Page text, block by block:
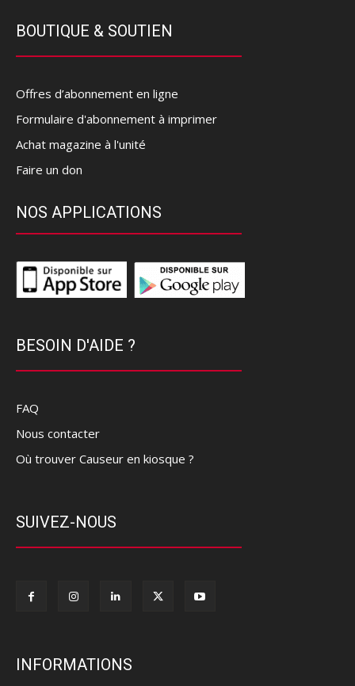
BOUTIQUE & SOUTIEN
Offres d’abonnement en ligne
Formulaire d'abonnement à imprimer
Achat magazine à l'unité
Faire un don
NOS APPLICATIONS
BESOIN D'AIDE ?
FAQ
Nous contacter
Où trouver Causeur en kiosque ?
SUIVEZ-NOUS
INFORMATIONS